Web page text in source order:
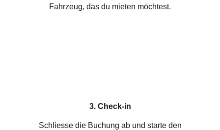
Fahrzeug, das du mieten möchtest.
3. Check-in
Schliesse die Buchung ab und starte den